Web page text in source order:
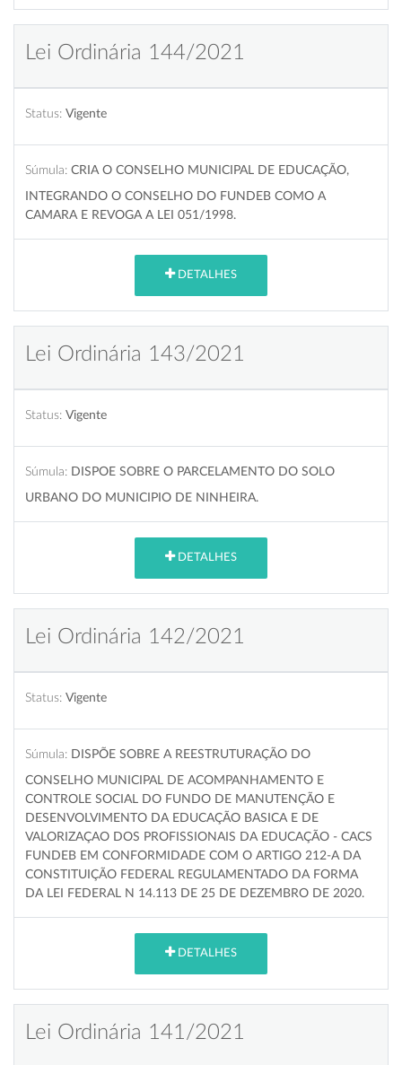
Lei Ordinária 144/2021
Status: Vigente
Súmula: CRIA O CONSELHO MUNICIPAL DE EDUCAÇÃO,
INTEGRANDO O CONSELHO DO FUNDEB COMO A
CAMARA E REVOGA A LEI 051/1998.
DETALHES
Lei Ordinária 143/2021
Status: Vigente
Súmula: DISPOE SOBRE O PARCELAMENTO DO SOLO
URBANO DO MUNICIPIO DE NINHEIRA.
DETALHES
Lei Ordinária 142/2021
Status: Vigente
Súmula: DISPÕE SOBRE A REESTRUTURAÇÃO DO
CONSELHO MUNICIPAL DE ACOMPANHAMENTO E
CONTROLE SOCIAL DO FUNDO DE MANUTENÇÃO E
DESENVOLVIMENTO DA EDUCAÇÃO BASICA E DE
VALORIZAÇAO DOS PROFISSIONAIS DA EDUCAÇÃO - CACS
FUNDEB EM CONFORMIDADE COM O ARTIGO 212-A DA
CONSTITUIÇÃO FEDERAL REGULAMENTADO DA FORMA
DA LEI FEDERAL N 14.113 DE 25 DE DEZEMBRO DE 2020.
DETALHES
Lei Ordinária 141/2021